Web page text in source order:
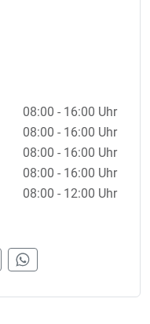
08:00 - 16:00 Uhr
08:00 - 16:00 Uhr
08:00 - 16:00 Uhr
08:00 - 16:00 Uhr
08:00 - 12:00 Uhr